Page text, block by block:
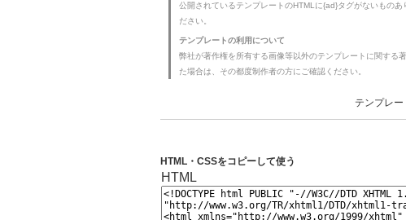
公開されているテンプレートのHTMLに{ad}タグがないもの
ださい。
テンプレートの利用について
弊社が著作権を所有する画像等以外のテンプレートに関する
た場合は、その都度制作者の方にご確認ください。
テンプレー
HTML・CSSをコピーして使う
HTML